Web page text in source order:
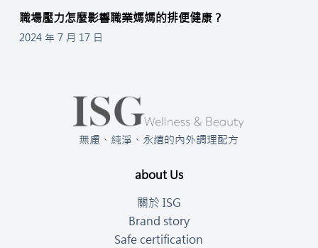
職場壓力怎麼影響職業媽媽的排便健康？
2024 年 7 月 17 日
無慮、純淨、永續的內外調理配方
about Us
關於 ISG
Brand story
Safe certification